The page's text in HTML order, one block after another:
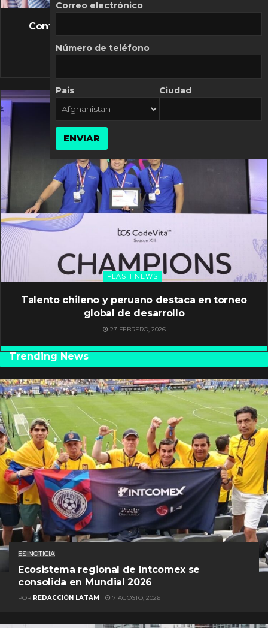
FLASH NEWS
Controversia de Mercado Libre por costos
10 MARZO, 2026
FLASH NEWS
Talento chileno y peruano destaca en torneo
global de desarrollo
27 FEBRERO, 2026
Trending News
ES NOTICIA
Ecosistema regional de Intcomex se
consolida en Mundial 2026
POR REDACCIÓN LATAM 7 AGOSTO, 2026
Correo electrónico
Número de teléfono
Pais Ciudad
ENVIAR